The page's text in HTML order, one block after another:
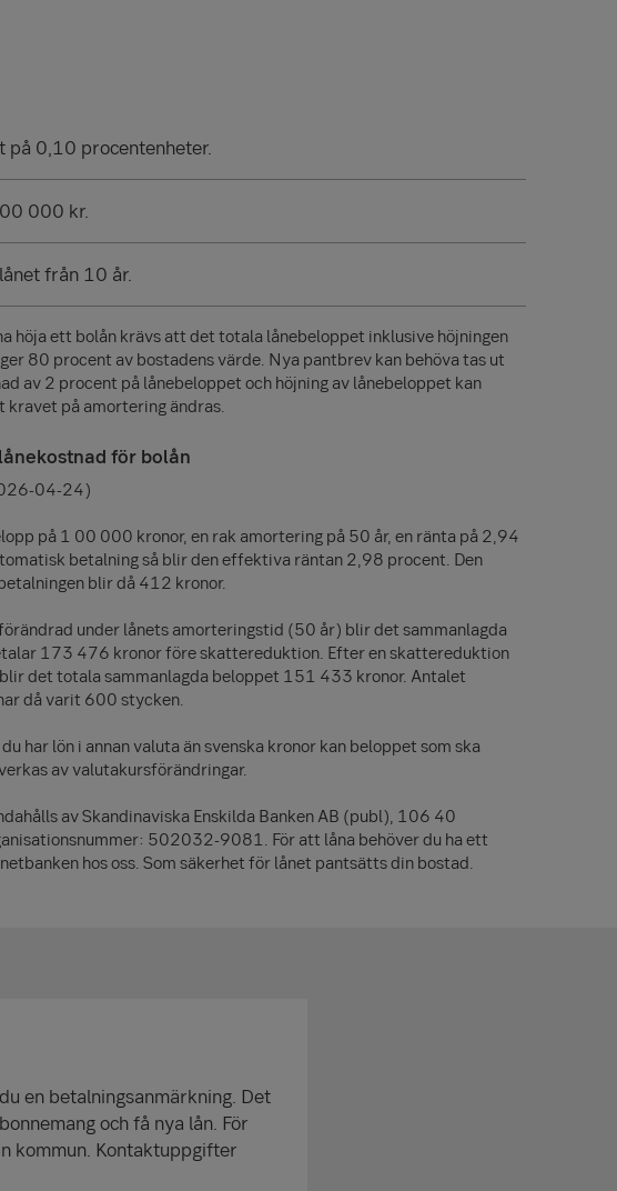
på 0,10 procentenheter.
000 kr.
från 10 år.
höja ett bolån krävs att det totala lånebeloppet inklusive höjningen
80 procent av bostadens värde. Nya pantbrev kan behöva tas ut
av 2 procent på lånebeloppet och höjning av lånebeloppet kan
kravet på amortering ändras.
för bolån
04-24)
på 1 00 000 kronor, en rak amortering på 50 år, en ränta på 2,94
betalning så blir den effektiva räntan 2,98 procent. Den
blir då 412 kronor.
under lånets amorteringstid (50 år) blir det sammanlagda
173 476 kronor före skattereduktion. Efter en skattereduktion
det totala sammanlagda beloppet 151 433 kronor. Antalet
då varit 600 stycken.
har lön i annan valuta än svenska kronor kan beloppet som ska
av valutakursförändringar.
av Skandinaviska Enskilda Banken AB (publ), 106 40
502032-9081. För att låna behöver du ha ett
hos oss. Som säkerhet för lånet pantsätts din bostad.
en betalnings­anmärkning. Det
och få nya lån. För
kommun. Kontakt­uppgifter